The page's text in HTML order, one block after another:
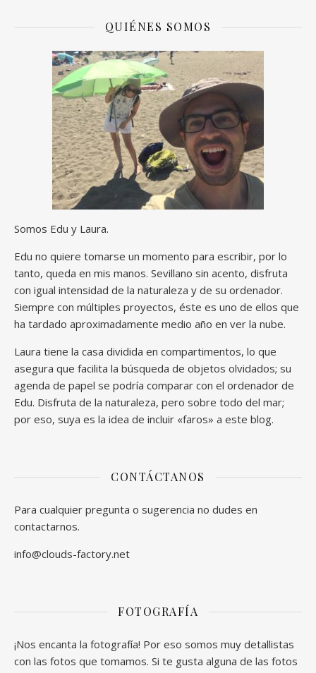
QUIÉNES SOMOS
Somos Edu y Laura.
Edu no quiere tomarse un momento para escribir, por lo
tanto, queda en mis manos. Sevillano sin acento, disfruta
con igual intensidad de la naturaleza y de su ordenador.
Siempre con múltiples proyectos, éste es uno de ellos que
ha tardado aproximadamente medio año en ver la nube.
Laura tiene la casa dividida en compartimentos, lo que
asegura que facilita la búsqueda de objetos olvidados; su
agenda de papel se podría comparar con el ordenador de
Edu. Disfruta de la naturaleza, pero sobre todo del mar;
por eso, suya es la idea de incluir «faros» a este blog.
CONTÁCTANOS
Para cualquier pregunta o sugerencia no dudes en
contactarnos.
info@clouds-factory.net
FOTOGRAFÍA
¡Nos encanta la fotografía! Por eso somos muy detallistas
con las fotos que tomamos. Si te gusta alguna de las fotos